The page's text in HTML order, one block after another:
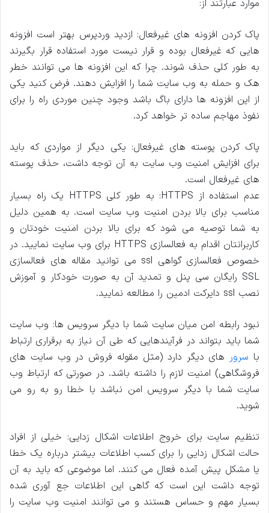
موارد عبارتند از:
پاک کردن افزونه های غیرفعال: ازدید وردپرس بهتر است افزونه
هایی که غیرفعال بوده و قرار نیست مورد استفاده قرار بگیرند
به طور کلی حذف شوند. چرا که این افزونه ها می توانند خطر
هک و حمله به وب سایت شما را افزایش دهند. فرض کنید یکی
از این افزونه ها دارای باگ باشد وجود چنین موردی راه را برای
نفوذ مهاجم ساده تر خواهد کرد.
پاک کردن پوسته های غیرفعال: یکی دیگر از مواردی که باید
برای افزایش امنیت وب سایت به آن توجه داشت، حذف پوسته
های غیرفعال است.
عدم استفاده از HTTPS: به طور کلی HTTPS یک راه بسیار
مناسب برای بالا بردن امنیت وب سایت است. به همین دلیل
به شما توصیه می شود که برای بالا بردن امنیت خودتان و
کاربرانتان اقدام به فعالسازی HTTPS برای وب سایت نمایید. در
خصوص فعالسازی گواهی ssl می توانید مقاله های فعالسازی
SSL رایگان سی پنل و تمدید آن به صورت خودکار و آموزش
نصب ssl دایرکت ادمین را مطالعه نمایید.
نبود رابطه امن میان سایت شما با دیگر سرویس ها: وب سایت
شما باید بتواند در فرآیندهایی که طی آن نیاز به برقراری ارتباط
با سرور های دیگر دارد (مثل مقوله فروش در وب سایت های
فروشگاهی) امنیت لازم را داشته باشد. در صورتی که ارتباط وب
سایت شما با دیگر سرویس امن نباشد با خطا رو به رو می
شوید.
تنظیم سایت برای خروج اطلاعات اشکال زدایی: خیلی از افراد
حالت اشکال زدایی را برای کسب اطلاعات بیشتر درباره یک خطا
یا مشکل پیش آمده فعال می کنند. اما موضوعی که باید به آن
توجه داشت این است که گاهی این اطلاعات جع آوری شده
بسیار مهم و حساس هستند و می توانند امنیت وب سایت را